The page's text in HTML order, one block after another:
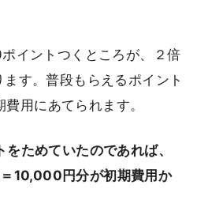
イントつくところが、２倍
す。普段もらえるポイント
用にあてられます。
ためていたのであれば、
10,000円分が初期費用か